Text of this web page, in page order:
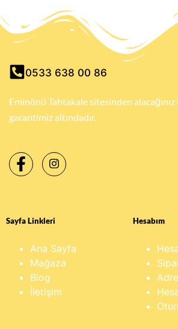
0533 638 00 86
Eminönü Tahtakale sitesinden
garantimiz altındadır.
Sayfa Linkleri
Ana Sayfa
Mağaza
Blog
İletişim
Hesabım